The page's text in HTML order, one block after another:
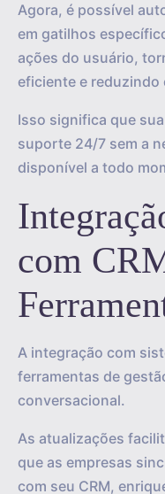
Agora, é possível
em gatilhos
ações do usuário,
eficiente e reduzindo
Isso significa que
suporte 24/7 sem a
disponível a todo
com
A integração com
ferramentas de
conversacional.
As atualizações
que as empresas
com seu CRM,